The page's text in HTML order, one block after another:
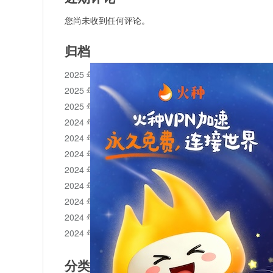
您尚未收到任何评论。
归档
2025 年 11 月
2025 年 10 月
2025 年 1 月
2024 年 12 月
2024 年 11 月
2024 年 10 月
2024 年 9 月
2024 年 8 月
2024 年 7 月
2024 年 6 月
2024 年 5 月
分类目录